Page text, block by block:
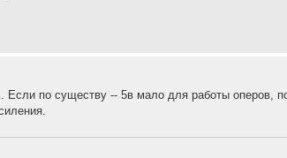
Если по существу -- 5в мало для работы оперов,